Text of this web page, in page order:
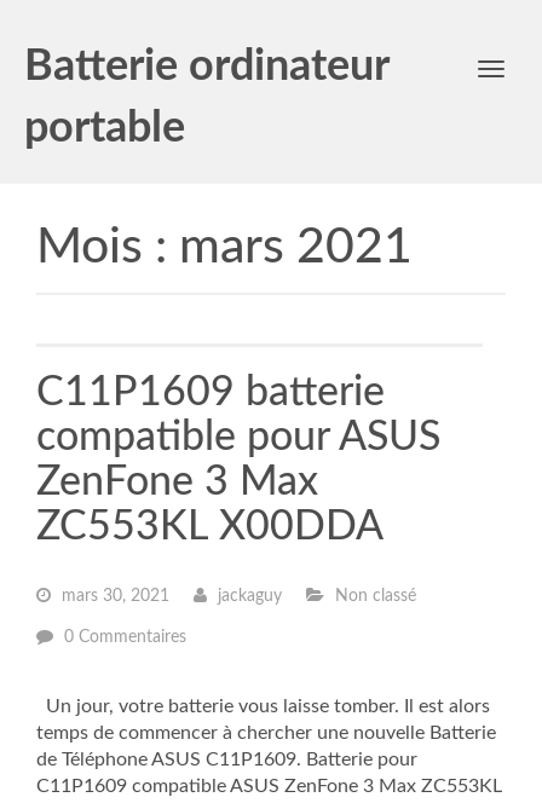
Batterie ordinateur
portable
Toggle
Mois : mars 2021
C11P1609 batterie
compatible pour ASUS
ZenFone 3 Max
ZC553KL X00DDA
mars 30, 2021 jackaguy Non classé
0 Commentaires
Un jour, votre batterie vous laisse tomber. Il est alors
temps de commencer à chercher une nouvelle Batterie
de Téléphone ASUS C11P1609. Batterie pour
C11P1609 compatible ASUS ZenFone 3 Max ZC553KL